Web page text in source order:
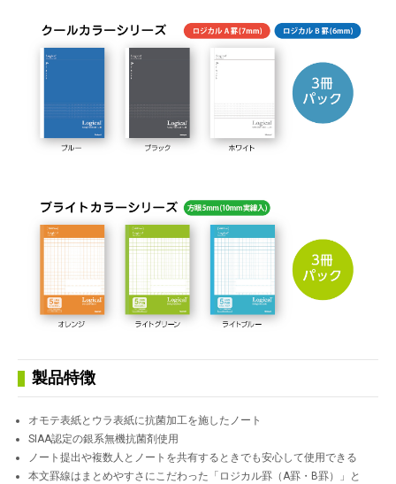
製品特徴
オモテ表紙とウラ表紙に抗菌加工を施したノート
SIAA認定の銀系無機抗菌剤使用
ノート提出や複数人とノートを共有するときでも安心して使用できる
本文罫線はまとめやすさにこだわった「ロジカル罫（A罫・B罫）」と